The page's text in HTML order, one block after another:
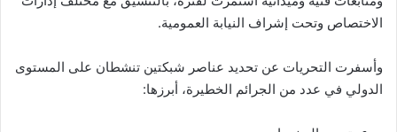
الاختصاص وتحت إشراف النيابة العمومية.
وأسفرت التحريات عن تحديد عناصر شبكتين تنشطان على المستوى
الدولي في عدد من الجرائم الخطيرة، أبرزها: